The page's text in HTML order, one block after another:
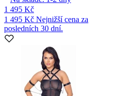
1 495 Kč
1 495 Kč Nejnižší cena za
posledních 30 dní.